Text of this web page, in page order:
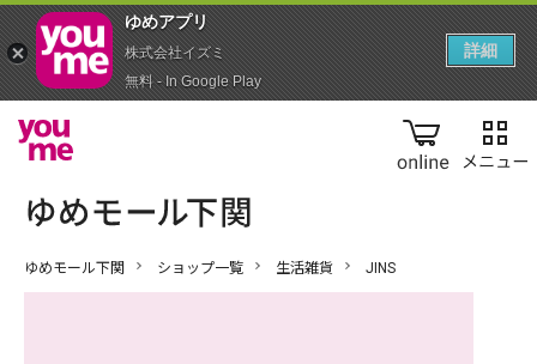
online
ゆめモール下関 ショップ一覧 生活雑貨 JINS
ゆめアプ‪リ‬
株式会社イズミ
無料 - In Google Play
詳細